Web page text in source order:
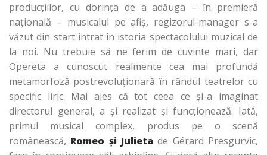
producţiilor, cu dorinţa de a adăuga – în premieră
naţională – musicalul pe afiş, regizorul-manager s-a
văzut din start intrat în istoria spectacolului muzical de
la noi. Nu trebuie să ne ferim de cuvinte mari, dar
Opereta a cunoscut realmente cea mai profundă
metamorfoză postrevoluţionară în rândul teatrelor cu
specific liric. Mai ales că tot ceea ce şi-a imaginat
directorul general, a şi realizat şi funcţionează. Iată,
primul musical complex, produs pe o scenă
românească, Romeo şi Julieta de Gérard Presgurvic,